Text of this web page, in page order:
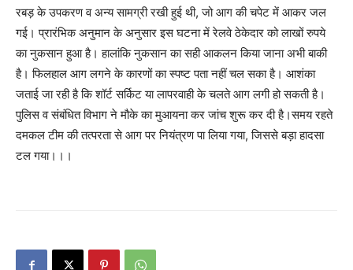
रबड़ के उपकरण व अन्य सामग्री रखी हुई थी, जो आग की चपेट में आकर जल
गई। प्रारंभिक अनुमान के अनुसार इस घटना में रेलवे ठेकेदार को लाखों रुपये
का नुकसान हुआ है। हालांकि नुकसान का सही आकलन किया जाना अभी बाकी
है। फिलहाल आग लगने के कारणों का स्पष्ट पता नहीं चल सका है। आशंका
जताई जा रही है कि शॉर्ट सर्किट या लापरवाही के चलते आग लगी हो सकती है।
पुलिस व संबंधित विभाग ने मौके का मुआयना कर जांच शुरू कर दी है।समय रहते
दमकल टीम की तत्परता से आग पर नियंत्रण पा लिया गया, जिससे बड़ा हादसा
टल गया।।।